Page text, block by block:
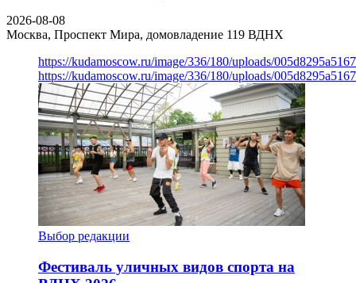
2026-08-08
Москва, Проспект Мира, домовладение 119 ВДНХ
https://kudamoscow.ru/image/336/180/uploads/
https://kudamoscow.ru/image/336/180/uploads/
Выбор редакции
Фестиваль уличных видов спорта на